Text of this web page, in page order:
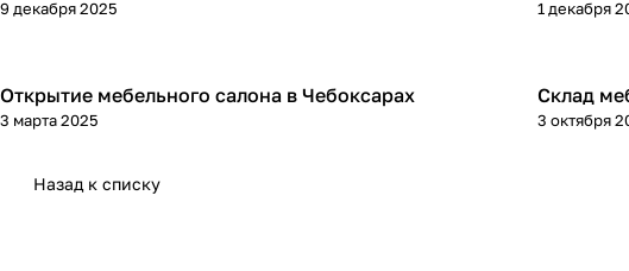
9 декабря 2025 1 декабря
Открытие мебельного салона в Чебоксарах
3 марта 2025
Склад
3 октября
Назад к списку